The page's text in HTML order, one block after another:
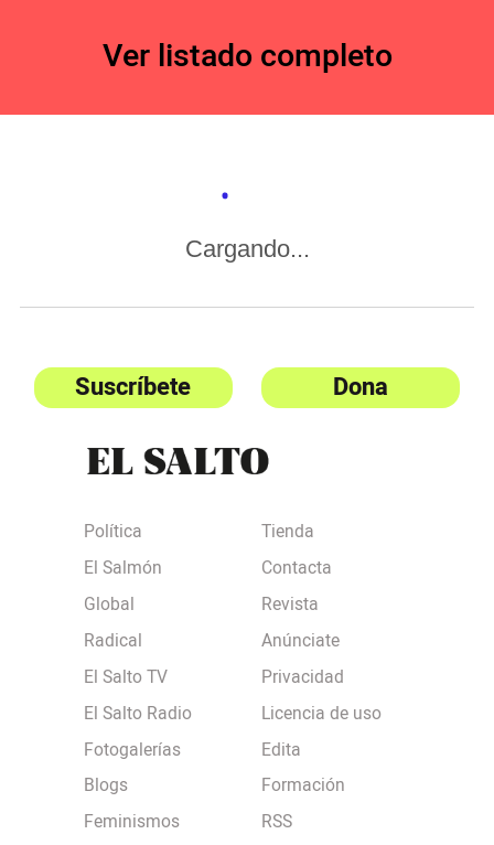
Ver listado completo
Cargando...
Suscríbete Dona
Política
El Salmón
Global
Radical
El Salto TV
El Salto Radio
Fotogalerías
Blogs
Feminismos
Tienda
Contacta
Revista
Anúnciate
Privacidad
Licencia de uso
Edita
Formación
RSS